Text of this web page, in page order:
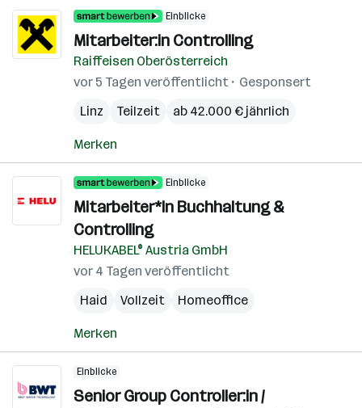
Einblicke
Mitarbeiter:in Controlling
Raiffeisen Oberösterreich
vor 5 Tagen veröffentlicht
Gesponsert
Linz
Teilzeit ab 42.000 € jährlich
Merken
Einblicke
Mitarbeiter*In Buchhaltung &
Controlling
HELUKABEL® Austria GmbH
vor 4 Tagen veröffentlicht
Haid
Vollzeit Homeoffice
Merken
Einblicke
Senior Group Controller:in /